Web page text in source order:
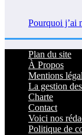
Pourquoi j’ai
Plan du site
À Propos
Mentions
La gestion
Charte
Contact
Voici nos
Politique de